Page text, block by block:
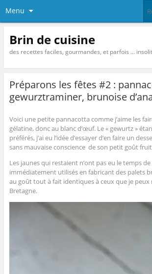
Menu
Brin de cuisine
des recettes faciles, gourmandes, et parfois …
Préparons les fêtes #2 :
gewurztraminer, brunoise
Voici une petite pannacotta comme j’aime les
gélatine, donc au blanc d’œuf. Le « gewurtz »
préférés, j’ai eu l’idée d’essayer d’en faire un
sans mauvaise conscience de son petit goût
Les jaunes qui restaient n’ont pas eu le temps de
immédiatement utilisés en fabricant des palets
au goût tout à fait identiques à ceux que je peux
Bretagne.